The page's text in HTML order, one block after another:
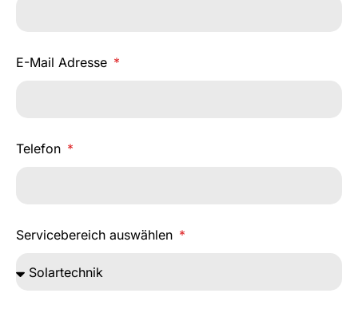
E-Mail Adresse
Telefon
Servicebereich auswählen